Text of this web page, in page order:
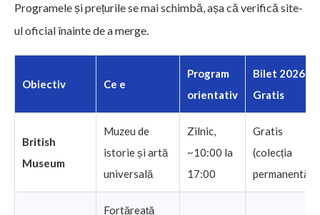
Programele și prețurile se mai schimbă, așa că verifică site-
ul oficial înainte de a merge.
Obiectiv Ce e
Program
orientativ
Bilet 2026 /
Gratis
British
Museum
Muzeu de
istorie și artă
universală
Zilnic,
~10:00 la
17:00
Gratis
(colecția
permanentă)
Fortăreață